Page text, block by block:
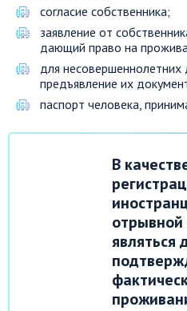
согласие собственника;
заявление от
дающий право на
для
предъявление их
паспорт человека,
В
отрывной
являться